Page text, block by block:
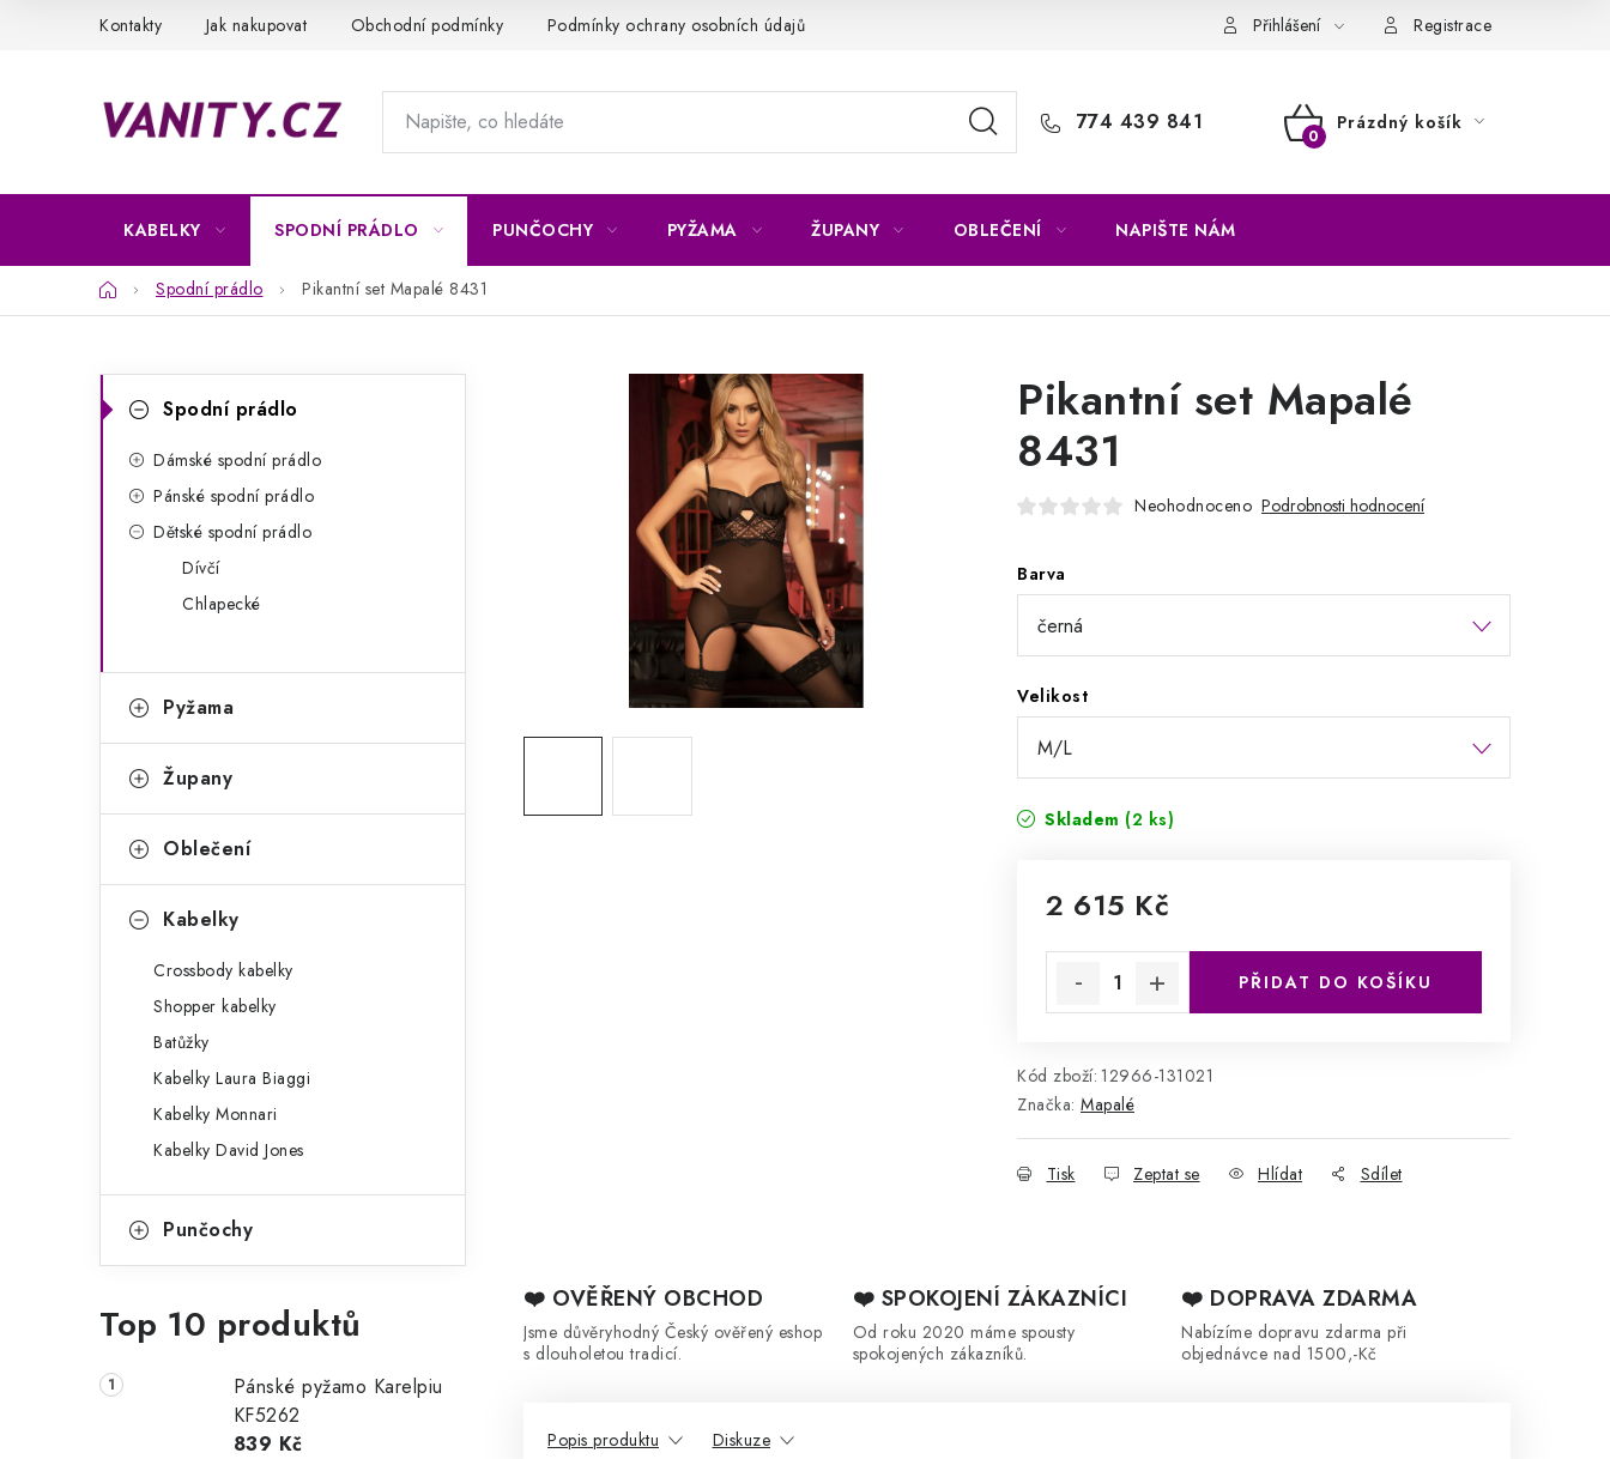
Kontakty Jak nakupovat Obchodní podmínky Podmínky ochrany osobních údajů Přihlášení Registrace
774 439 841
NÁKUPNÍ
Prázdný košík
KABELKY SPODNÍ PRÁDLO PUNČOCHY PYŽAMA ŽUPANY OBLEČENÍ NAPIŠTE NÁM
DomůSpodní prádlo Pikantní set Mapalé 8431
P
n
í
p
n
kategorie
K
a
i
Spodní prádlo
Dámské spodní prádlo
Pánské spodní prádlo
Dětské spodní prádlo
Dívčí
Chlapecké
Pyžama
Župany
Oblečení
Kabelky
Crossbody kabelky
Shopper kabelky
Batůžky
Kabelky Laura Biaggi
Kabelky Monnari
Kabelky David Jones
Punčochy
Top 10 produktů
Pánské pyžamo Karelpiu
KF5262
839 Kč
Pikantní set Mapalé
8431
Neohodnoceno Podrobnosti hodnocení
Barva
Velikost
Skladem (2 ks)
2 615 Kč
PŘIDAT DO KOŠÍKU
Kód zboží: 12966-131021
Značka: Mapalé
Tisk Zeptat se Hlídat Sdílet
❤️ OVĚŘENÝ OBCHOD
Jsme důvěryhodný Český ověřený eshop
s dlouholetou tradicí.
❤️ SPOKOJENÍ ZÁKAZNÍCI
Od roku 2020 máme spousty
spokojených zákazníků.
❤️ DOPRAVA ZDARMA
Nabízíme dopravu zdarma při
objednávce nad 1500,-Kč
Popis produktu Diskuze